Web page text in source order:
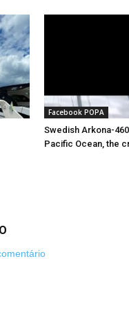
Facebook POPA
Swedish Arkona-
Pacific Ocean, the